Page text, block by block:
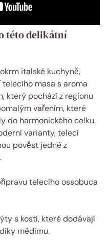
této delikátní
italské kuchyně,
masa s aroma
který pochází z regionu
vařením, které
do harmonického celku.
varianty, telecí
pověst jedné z
telecího ossobuca
s kostí, které dodávají
médimu.